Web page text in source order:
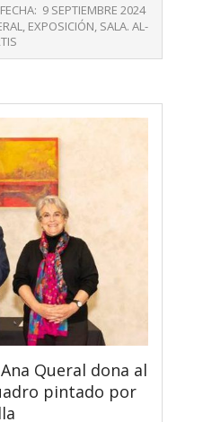
FECHA: 9 SEPTIEMBRE 2024
, EXPOSICIÓN, SALA. AL-
Queral dona al
pintado por